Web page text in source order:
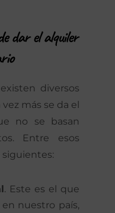
dar el alquiler
diversos
más se da el
no se basan
Entre esos
. Este es el que
nuestro país,